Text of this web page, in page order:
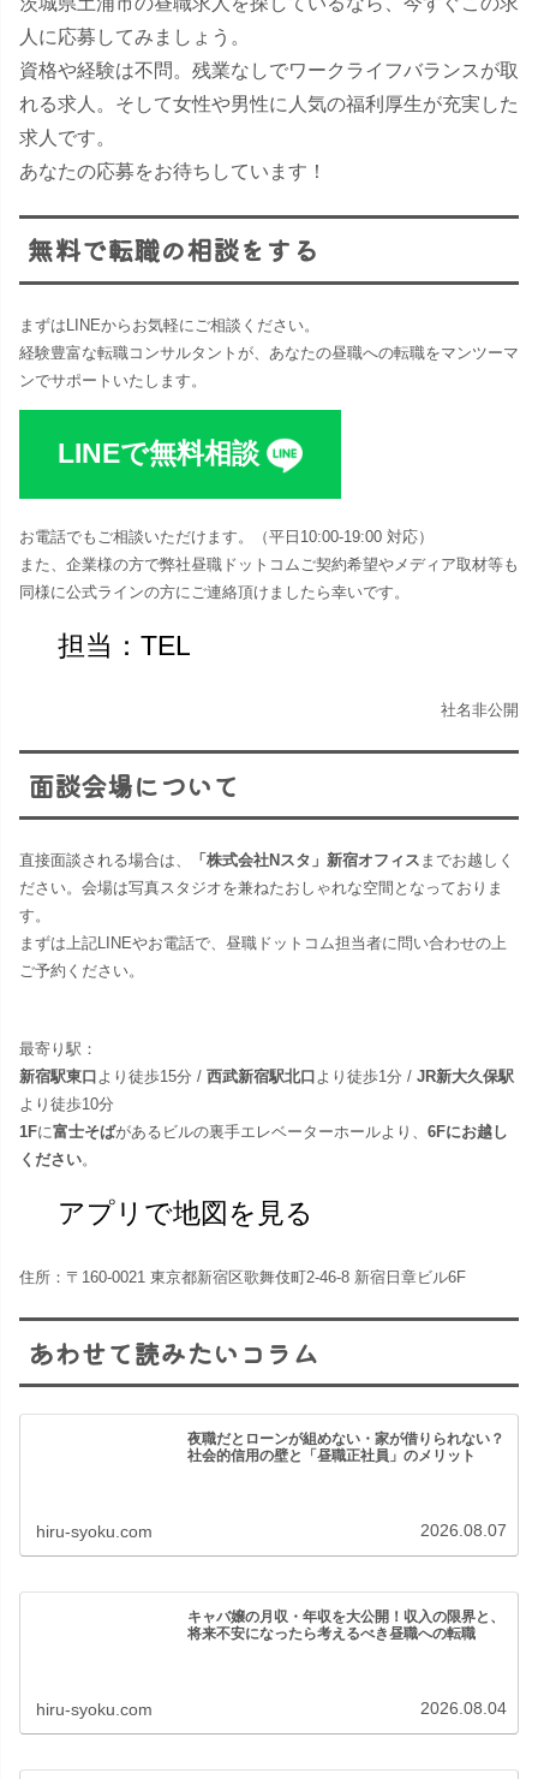
人に応募してみましょう。
資格や経験は不問。残業なしでワークライフバランスが取
れる求人。そして女性や男性に人気の福利厚生が充実した
求人です。
あなたの応募をお待ちしています！
無料で転職の相談をする
まずはLINEからお気軽にご相談ください。
経験豊富な転職コンサルタントが、あなたの昼職への転職をマンツーマ
ンでサポートいたします。
LINEで無料相談
お電話でもご相談いただけます。（平日10:00-19:00 対応​）
また、企業様の方で弊社昼職ドットコムご契約希望やメディア取材等も
同様に公式ラインの方にご連絡頂けましたら幸いです。
担当：TEL
社名非公開
面談会場について
直接面談される場合は、 「株式会社Nスタ」新宿オフィス までお越しく
ださい。​会場は写真スタジオを兼ねたおしゃれな空間となっておりま
す。
まずは上記LINEやお電話で、昼職ドットコム担当者に問い合わせの上
ご予約ください。
最寄り駅：
新宿駅東口 より徒歩15分 / 西武新宿駅北口 より徒歩1分 / JR新大久保駅
より徒歩10分
1Fに富士そばがあるビルの裏手エレベーターホールより、 6Fにお越し
ください。
アプリで地図を見る
住所：〒160-0021 東京都新宿区歌舞伎町2-46-8 新宿日章ビル6F
あわせて読みたいコラム
夜職だとローンが組めない・家が借りられない？
社会的信用の壁と「昼職正社員」のメリット
hiru-syoku.com 2026.08.07
キャバ嬢の月収・年収を大公開！収入の限界と、
将来不安になったら考えるべき昼職への転職
hiru-syoku.com 2026.08.04